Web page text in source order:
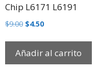
Chip L6171 L6191
$9.00 $4.50
Añadir al carrito